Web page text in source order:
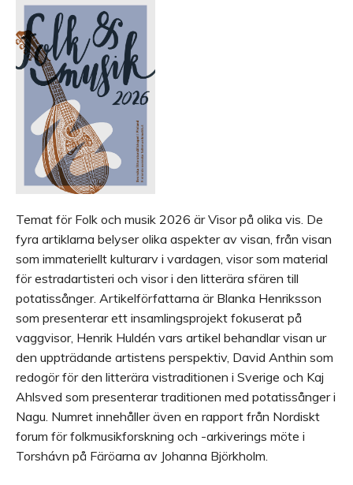
Temat för Folk och musik 2026 är Visor på olika vis. De
fyra artiklarna belyser olika aspekter av visan, från visan
som immateriellt kulturarv i vardagen, visor som material
för estradartisteri och visor i den litterära sfären till
potatissånger. Artikelförfattarna är Blanka Henriksson
som presenterar ett insamlingsprojekt fokuserat på
vaggvisor, Henrik Huldén vars artikel behandlar visan ur
den uppträdande artistens perspektiv, David Anthin som
redogör för den litterära vistraditionen i Sverige och Kaj
Ahlsved som presenterar traditionen med potatissånger i
Nagu. Numret innehåller även en rapport från Nordiskt
forum för folkmusikforskning och -arkiverings möte i
Torshávn på Färöarna av Johanna Björkholm.